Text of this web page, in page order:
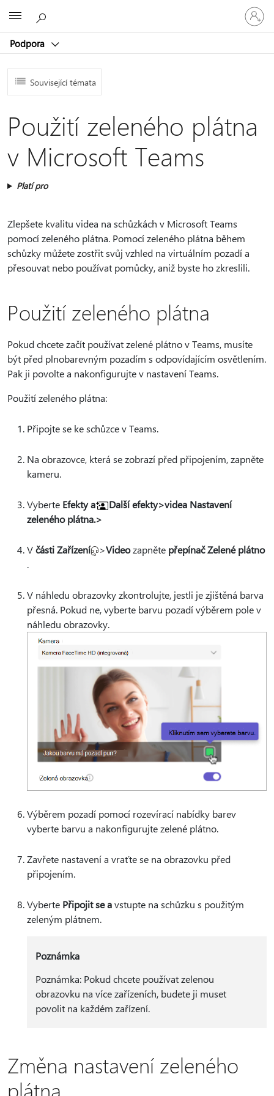
Podpora
Přihlaste
se
ke
účtu
Související témata
Použití zeleného plátna
v Microsoft Teams
Platí pro
Zlepšete kvalitu videa na schůzkách v Microsoft Teams
pomocí zeleného plátna. Pomocí zeleného plátna během
schůzky můžete zostřit svůj vzhled na virtuálním pozadí a
přesouvat nebo používat pomůcky, aniž byste ho zkreslili.
Použití zeleného plátna
Pokud chcete začít používat zelené plátno v Teams, musíte
být před plnobarevným pozadím s odpovídajícím osvětlením.
Pak ji povolte a nakonfigurujte v nastavení Teams.
Použití zeleného plátna:
Připojte se ke schůzce v Teams.
Na obrazovce, která se zobrazí před připojením, zapněte
kameru.
Vyberte Efekty a
Další efekty>videa Nastavení
zeleného plátna.>
Včásti Zařízení >Videozapněte přepínač Zelené plátno
.
V náhledu obrazovky zkontrolujte, jestli je zjištěná barva
přesná. Pokud ne, vyberte barvu pozadí výběrem pole v
náhledu obrazovky.
Výběrem pozadí pomocí rozevírací nabídky barev
vyberte barvu a nakonfigurujte zelené plátno.
Zavřete nastavení a vraťte se na obrazovku před
připojením.
Vyberte Připojit se avstupte na schůzku s použitým
zeleným plátnem.
Poznámka
Poznámka: Pokud chcete používat zelenou
obrazovku na více zařízeních, budete ji muset
povolit na každém zařízení.
Změna nastavení zeleného
plátna